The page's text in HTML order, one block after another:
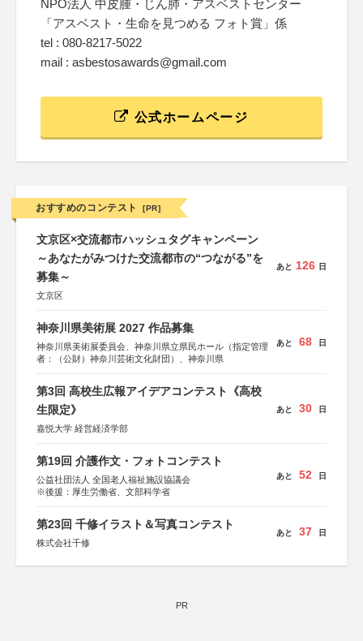
NPO法人 中皮腫・じん肺・アスベストセンター
「アスベスト・生命を見つめる フォト賞」係
tel : 080-8217-5022
mail : asbestosawards@gmail.com
公式ホームページ
おすすめのコンテスト [PR]
文京区×交流都市ハッシュタグキャンペーン
～あなたがみつけた交流都市の“つながる”を
募集～
文京区
あと 126 日
神奈川県美術展 2027 作品募集
神奈川県美術展委員会、神奈川県立県民ホール（指定管理
者：（公財）神奈川芸術文化財団）、神奈川県
あと 68 日
第3回 高校生広報アイデアコンテスト《高校
生限定》
嘉悦大学 経営経済学部
あと 30 日
第19回 介護作文・フォトコンテスト
公益社団法人 全国老人福祉施設協議会
※後援：厚生労働省、文部科学省
あと 52 日
第23回 千修イラスト＆写真コンテスト
株式会社千修
あと 37 日
PR